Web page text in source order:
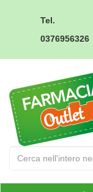
Tel.
0376956326
Outlet
Prodotto